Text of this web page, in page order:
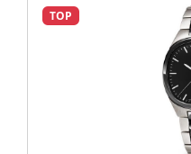
TOP